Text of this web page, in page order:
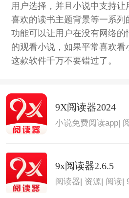
用户选择，并且小说中支持让
喜欢的读书主题背景等一系列
功能可以让用户在没有网络的
的观看小说，如果平常喜欢看
这款软件千万不要错过了。
9X阅读器2024
小说免费阅读app|
9x阅读器2.6.5
阅读器 资源 阅读